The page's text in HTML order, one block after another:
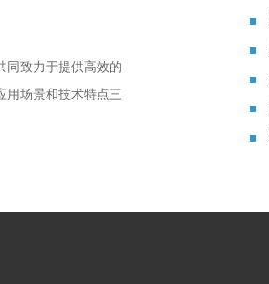
同致力于提供高效的
用场景和技术特点三